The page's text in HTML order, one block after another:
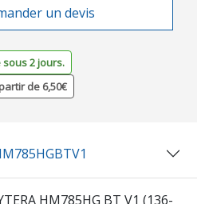
un devis
2 jours.
de 6,50€
HM785HG BT V1 (136-